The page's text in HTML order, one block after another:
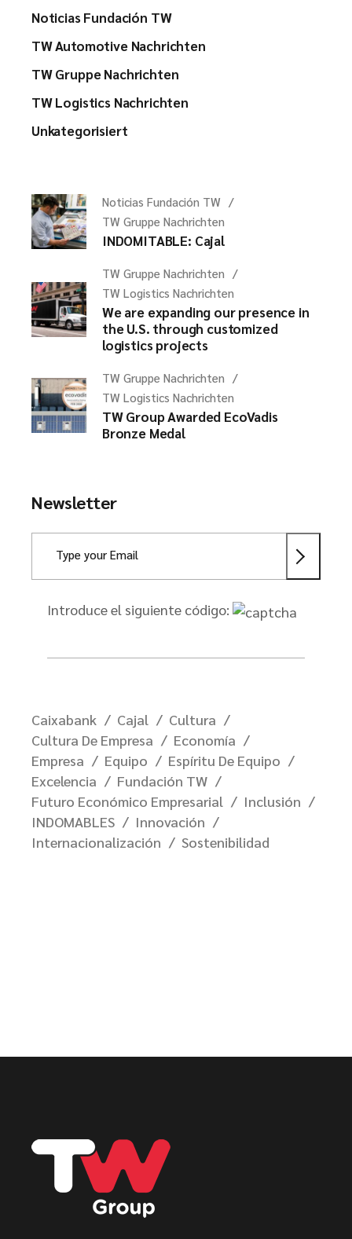
Noticias Fundación TW
TW Automotive Nachrichten
TW Gruppe Nachrichten
TW Logistics Nachrichten
Unkategorisiert
Noticias Fundación TW
TW Gruppe Nachrichten
INDOMITABLE: Cajal
TW Gruppe Nachrichten
TW Logistics Nachrichten
We are expanding our presence in
the U.S. through customized
logistics projects
TW Gruppe Nachrichten
TW Logistics Nachrichten
TW Group Awarded EcoVadis
Bronze Medal
Newsletter
Introduce el siguiente código:
Caixabank Cajal
Cultura
Cultura De Empresa
Economía
Empresa
Equipo
Espíritu De Equipo
Excelencia
Fundación TW
Futuro Económico Empresarial
Inclusión
INDOMABLES
Innovación
Internacionalización
Sostenibilidad